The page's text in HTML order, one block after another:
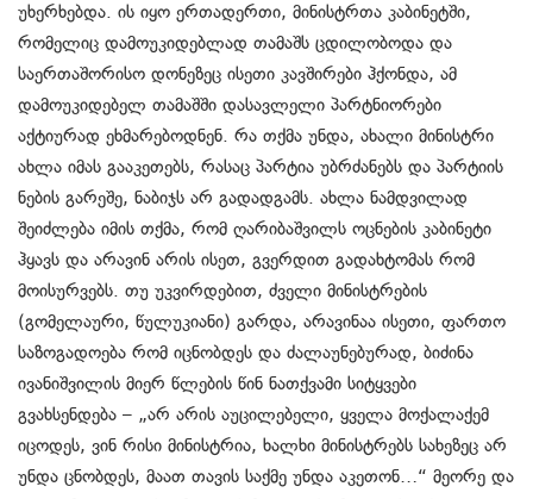
უხერხებდა. ის იყო ერთადერთი, მინისტრთა კაბინეტში,
რომელიც დამოუკიდებლად თამაშს ცდილობოდა და
საერთაშორისო დონეზეც ისეთი კავშირები ჰქონდა, ამ
დამოუკიდებელ თამაშში დასავლელი პარტნიორები
აქტიურად ეხმარებოდნენ. რა თქმა უნდა, ახალი მინისტრი
ახლა იმას გააკეთებს, რასაც პარტია უბრძანებს და პარტიის
ნების გარეშე, ნაბიჯს არ გადადგამს. ახლა ნამდვილად
შეიძლება იმის თქმა, რომ ღარიბაშვილს ოცნების კაბინეტი
ჰყავს და არავინ არის ისეთ, გვერდით გადახტომას რომ
მოისურვებს. თუ უკვირდებით, ძველი მინისტრების
(გომელაური, წულუკიანი) გარდა, არავინაა ისეთი, ფართო
საზოგადოება რომ იცნობდეს და ძალაუნებურად, ბიძინა
ივანიშვილის მიერ წლების წინ ნათქვამი სიტყვები
გვახსენდება – „არ არის აუცილებელი, ყველა მოქალაქემ
იცოდეს, ვინ რისი მინისტრია, ხალხი მინისტრებს სახეზეც არ
უნდა ცნობდეს, მაათ თავის საქმე უნდა აკეთონ…“ მეორე და